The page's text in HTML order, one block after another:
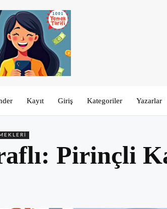
Kayıt Giriş Kategoriler Yazarlar
Pirinçli